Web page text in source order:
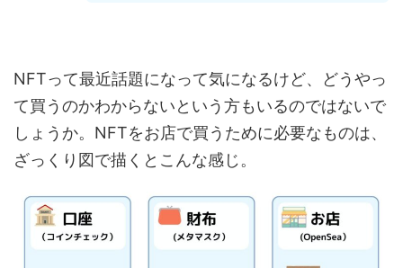
NFTって最近話題になって気になるけど、どうやっ
て買うのかわからないという方もいるのではないで
しょうか。NFTをお店で買うために必要なものは、
ざっくり図で描くとこんな感じ。